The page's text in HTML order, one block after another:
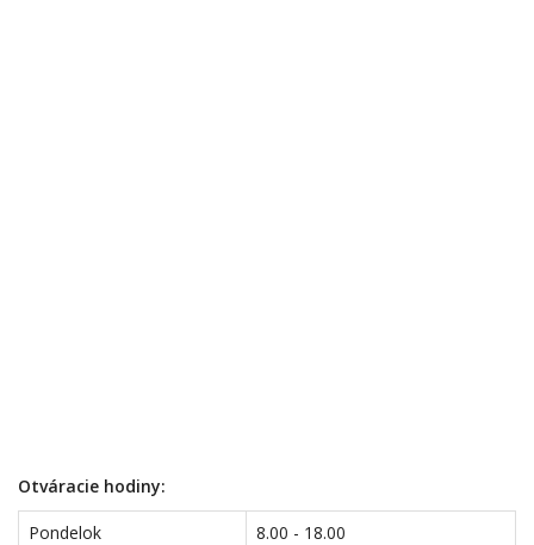
Otváracie hodiny:
Pondelok
8.00 - 18.00